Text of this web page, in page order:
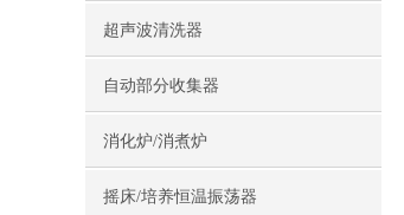
超声波清洗器
自动部分收集器
消化炉/消煮炉
摇床/培养恒温振荡器